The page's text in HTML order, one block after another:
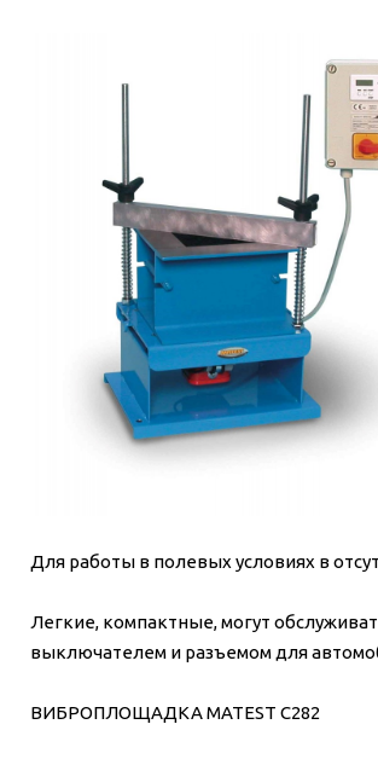
Для работы в полевых условиях в
Легкие, компактные, могут
выключателем и разъемом для
ВИБРОПЛОЩАДКА MATEST C282